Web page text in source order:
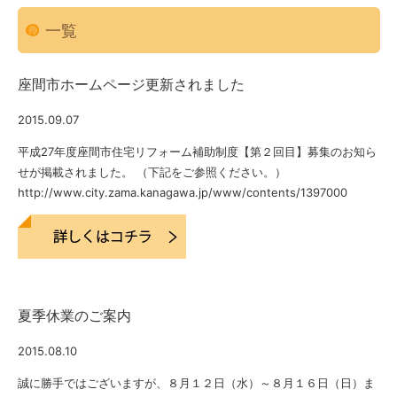
一覧
座間市ホームページ更新されました
2015.09.07
平成27年度座間市住宅リフォーム補助制度【第２回目】募集のお知ら
せが掲載されました。 （下記をご参照ください。）
http://www.city.zama.kanagawa.jp/www/contents/1397000
夏季休業のご案内
2015.08.10
誠に勝手ではございますが、８月１２日（水）～８月１６日（日）ま